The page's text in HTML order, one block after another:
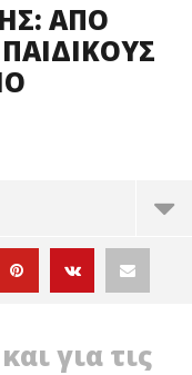
ΑΠΟ
ΠΑΙΔΙΚΟΥΣ
για τις